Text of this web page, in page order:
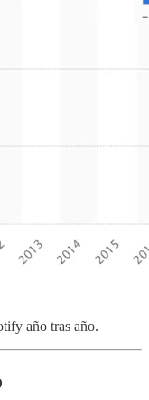
año tras año.